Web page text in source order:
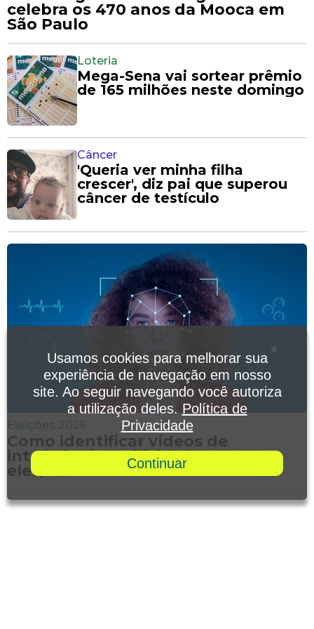
celebra os 470 anos da Mooca em
São Paulo
Loteria
Mega-Sena vai sortear prêmio
de 165 milhões neste domingo
Câncer
'Queria ver minha filha
crescer', diz pai que superou
câncer de testículo
Eleições 2026
Como identificar vídeos de
inteligência artificial durante as
eleições
Usamos cookies para melhorar sua
experiência de navegação em nosso
site. Ao seguir navegando você autoriza
a utilização deles. Política de
Privacidade
Continuar